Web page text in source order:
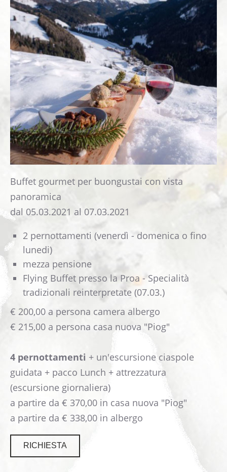
Immagini
Webcam Albergo Edelweiss
COME ARRIVARRE
CONTATTO
Libro degli ospiti
Buffet gourmet per buongustai con vista
panoramica
dal 05.03.2021 al 07.03.2021
2 pernottamenti (venerdì - domenica o fino
lunedi)
mezza pensione
Flying Buffet presso la Proa - Specialità
tradizionali reinterpretate (07.03.)
€ 200,00 a persona camera albergo
€ 215,00 a persona casa nuova "Piog"
4 pernottamenti + un'escursione ciaspole
guidata + pacco Lunch + attrezzatura
(escursione giornaliera)
a partire da € 370,00 in casa nuova "Piog"
a partire da € 338,00 in albergo